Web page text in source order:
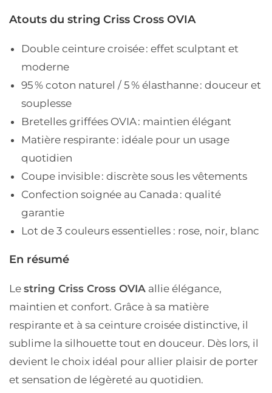
Atouts du string Criss Cross OVIA
Double ceinture croisée: effet sculptant et
moderne
95 % coton naturel / 5 % élasthanne: douceur et
souplesse
Bretelles griffées OVIA: maintien élégant
Matière respirante: idéale pour un usage
quotidien
Coupe invisible: discrète sous les vêtements
Confection soignée au Canada : qualité
garantie
Lot de 3 couleurs essentielles : rose, noir, blanc
En résumé
Le string Criss Cross OVIA allie élégance,
maintien et confort. Grâce à sa matière
respirante et à sa ceinture croisée distinctive, il
sublime la silhouette tout en douceur. Dès lors, il
devient le choix idéal pour allier plaisir de porter
et sensation de légèreté au quotidien.